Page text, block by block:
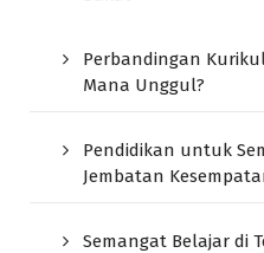
Perbandingan
Mana Unggul?
Pendidikan untuk
Jembatan
Semangat Belajar di